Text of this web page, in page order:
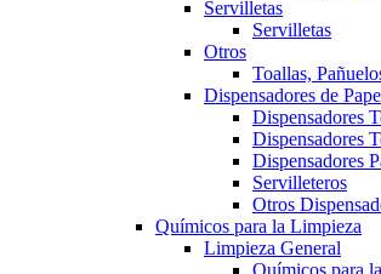
Servilletas
Servilletas
Otros
Toallas,
Dispensadores de
Dispensadores
Dispensadores
Dispensadores
Servilleteros
Otros
Químicos para la Limpieza
Limpieza General
Químicos para